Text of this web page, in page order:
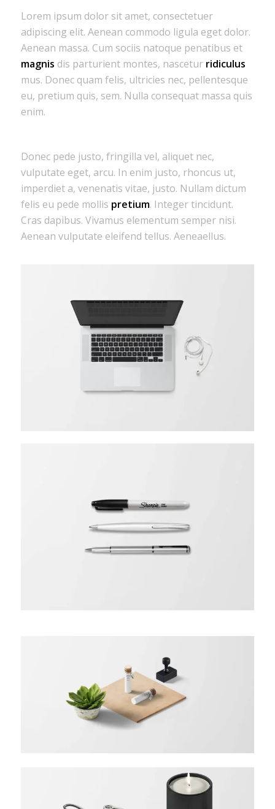
Lorem ipsum dolor sit amet, consectetuer
adipiscing elit. Aenean commodo ligula eget dolor.
Aenean massa. Cum sociis natoque penatibus et
magnis dis parturient montes, nascetur ridiculus
mus. Donec quam felis, ultricies nec, pellentesque
eu, pretium quis, sem. Nulla consequat massa quis
enim.
Donec pede justo, fringilla vel, aliquet nec,
vulputate eget, arcu. In enim justo, rhoncus ut,
imperdiet a, venenatis vitae, justo. Nullam dictum
felis eu pede mollis pretium. Integer tincidunt.
Cras dapibus. Vivamus elementum semper nisi.
Aenean vulputate eleifend tellus. Aeneaellus.